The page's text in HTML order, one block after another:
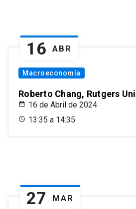
16 ABR
Macroeconomía
Roberto Chang, Rutgers
16 de Abril de 2024
13:35 a 14:35
27 MAR